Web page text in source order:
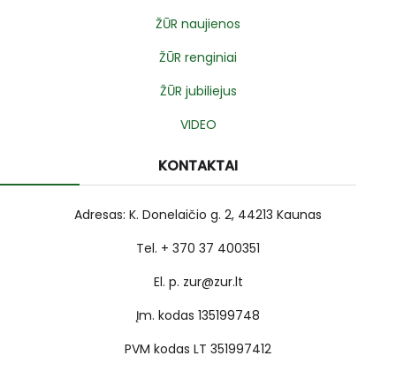
ŽŪR naujienos
ŽŪR renginiai
ŽŪR jubiliejus
VIDEO
KONTAKTAI
Adresas: K. Donelaičio g. 2, 44213 Kaunas
Tel. + 370 37 400351
El. p. zur@zur.lt
Įm. kodas 135199748
PVM kodas LT 351997412